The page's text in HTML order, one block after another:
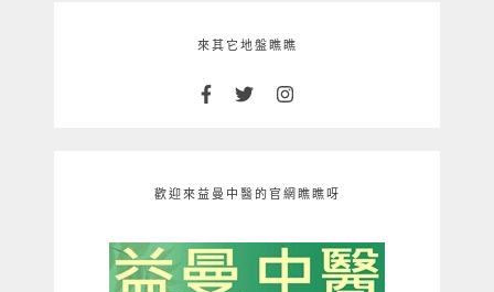
來其它地盤瞧瞧
歡迎來益曼中醫的官網瞧瞧呀